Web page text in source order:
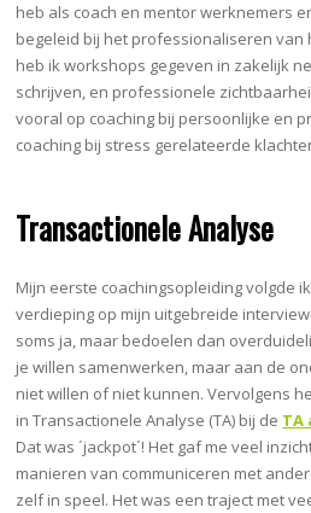
heb als coach en mentor werknemers
begeleid bij het professionaliseren van
heb ik workshops gegeven in zakelijk
schrijven, en professionele
vooral op coaching bij persoonlijke en
coaching bij stress gerelateerde
Transactionele Analyse
Mijn eerste coachingsopleiding volgde
verdieping op mijn uitgebreide
soms ja, maar bedoelen dan
je willen samenwerken, maar aan de
niet willen of niet kunnen. Vervolgens
in Transactionele Analyse (TA) bij de TA
Dat was ´jackpot´! Het gaf me veel
manieren van communiceren met
zelf in speel. Het was een traject met